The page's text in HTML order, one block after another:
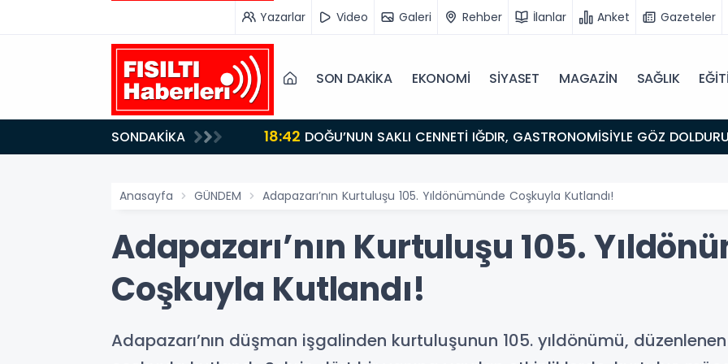
Yazarlar Video Galeri Rehber İlanlar Anket Gazeteler
SON DAKİKA EKONOMİ SİYASET MAGAZİN SAĞLIK
SONDAKİKA 18:42
KÜLTÜRÜNÜN BULUŞMA NOKTASI
Anasayfa GÜNDEM Adapazarı’nın Kurtuluşu 105. Yıldönümünde Coşkuyla Kutlandı!
Adapazarı’nın Kurtuluşu 105.
Coşkuyla Kutlandı!
Adapazarı’nın düşman işgalinden kurtuluşunun 105. yıldönümü,